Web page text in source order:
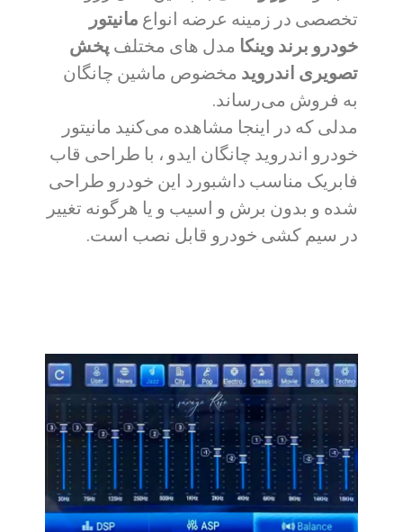
تخصصی در زمینه عرضه انواع مانیتور
خودرو برند وینکا مدل های مختلف پخش
تصویری اندروید مخضوص ماشین چانگان
به فروش می‌رساند.
مدلی که در اینجا مشاهده می‌کنید مانیتور
خودرو اندروید چانگان ایدو ، با طراحی قاب
فابریک مناسب داشبورد این خودرو طراحی
شده و بدون برش و اسیب و یا هرگونه تغییر
در سیم کشی خودرو قابل نصب است.